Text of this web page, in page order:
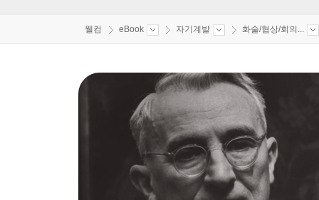
웰컴 eBook 자기계발 화술/협상/회의...